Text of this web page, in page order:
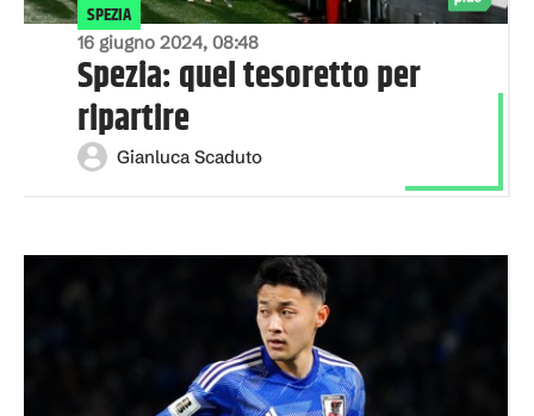
16 giugno 2024, 08:48
SPEZIA
Spezia: quel tesoretto per
ripartire
Gianluca Scaduto